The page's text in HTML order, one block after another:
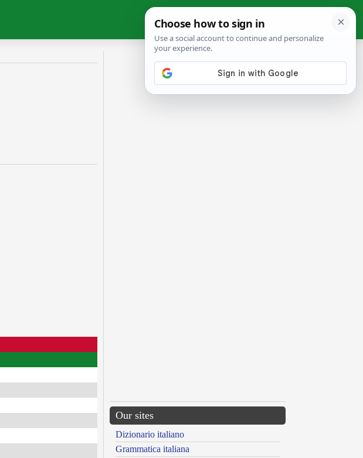
Our sites
Dizionario italiano
Grammatica italiana